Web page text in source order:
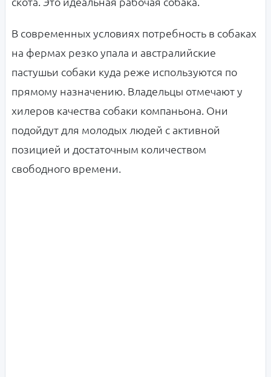
В современных условиях потребность в собаках
на фермах резко упала и австралийские
пастушьи собаки куда реже используются по
прямому назначению. Владельцы отмечают у
хилеров качества собаки компаньона. Они
подойдут для молодых людей с активной
позицией и достаточным количеством
свободного времени.